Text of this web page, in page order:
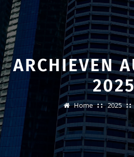
ARCHIEVEN
Home 2025